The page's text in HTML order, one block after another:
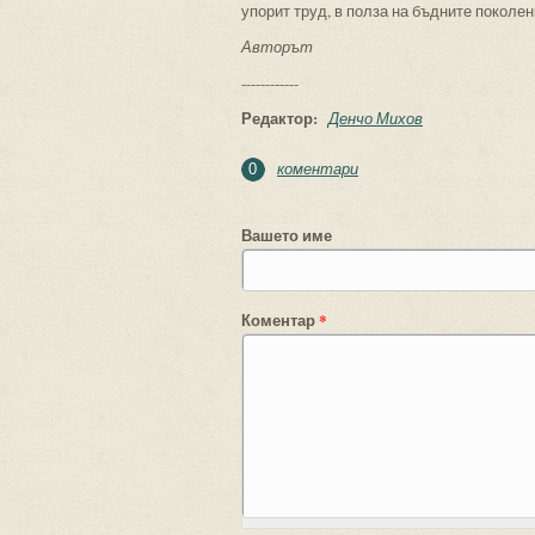
упорит труд, в полза на бъдните
Авторът
------------
Редактор: Денчо Михов
0 коментари
Вашето име
Коментар*